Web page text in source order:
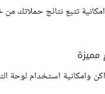
تتبع نتائج حملاتك
مميزة
وامكانية استخدام لوحة